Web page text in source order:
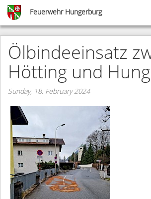
Skip
main
content
Feuerwehr Hungerburg
Ölbindeeinsatz
Hötting und
Sunday, 18. February 2024